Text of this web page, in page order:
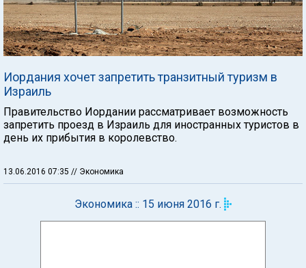
Иордания хочет запретить транзитный туризм в
Израиль
Правительство Иордании рассматривает возможность
запретить проезд в Израиль для иностранных туристов в
день их прибытия в королевство.
13.06.2016 07:35 // Экономика
Экономика :: 15 июня 2016 г.